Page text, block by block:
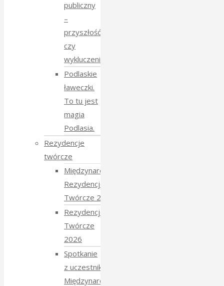
publiczny
–
przyszłość
czy
wykluczenie?
Podlaskie
ławeczki.
To tu jest
magia
Podlasia.
Rezydencje
twórcze
Międzynarodowe
Rezydencje
Twórcze 2026
Rezydencje
Twórcze
2026
Spotkanie
z uczestnikami
Międzynarodowych